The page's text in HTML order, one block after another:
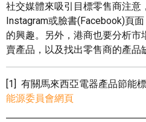
社交媒體來吸引目標零售商注意
Instagram或臉書(Facebook)頁
的興趣。另外，港商也要分析
賣產品，以及找出零售商的產品
[1] 有關馬來西亞電器產品節能
能源委員會網頁